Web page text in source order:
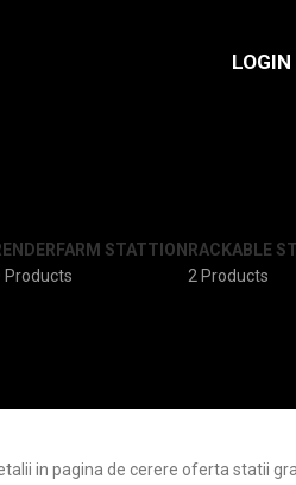
STATTION
Products
RACKABLE
2 Products
in pagina de cerere oferta statii